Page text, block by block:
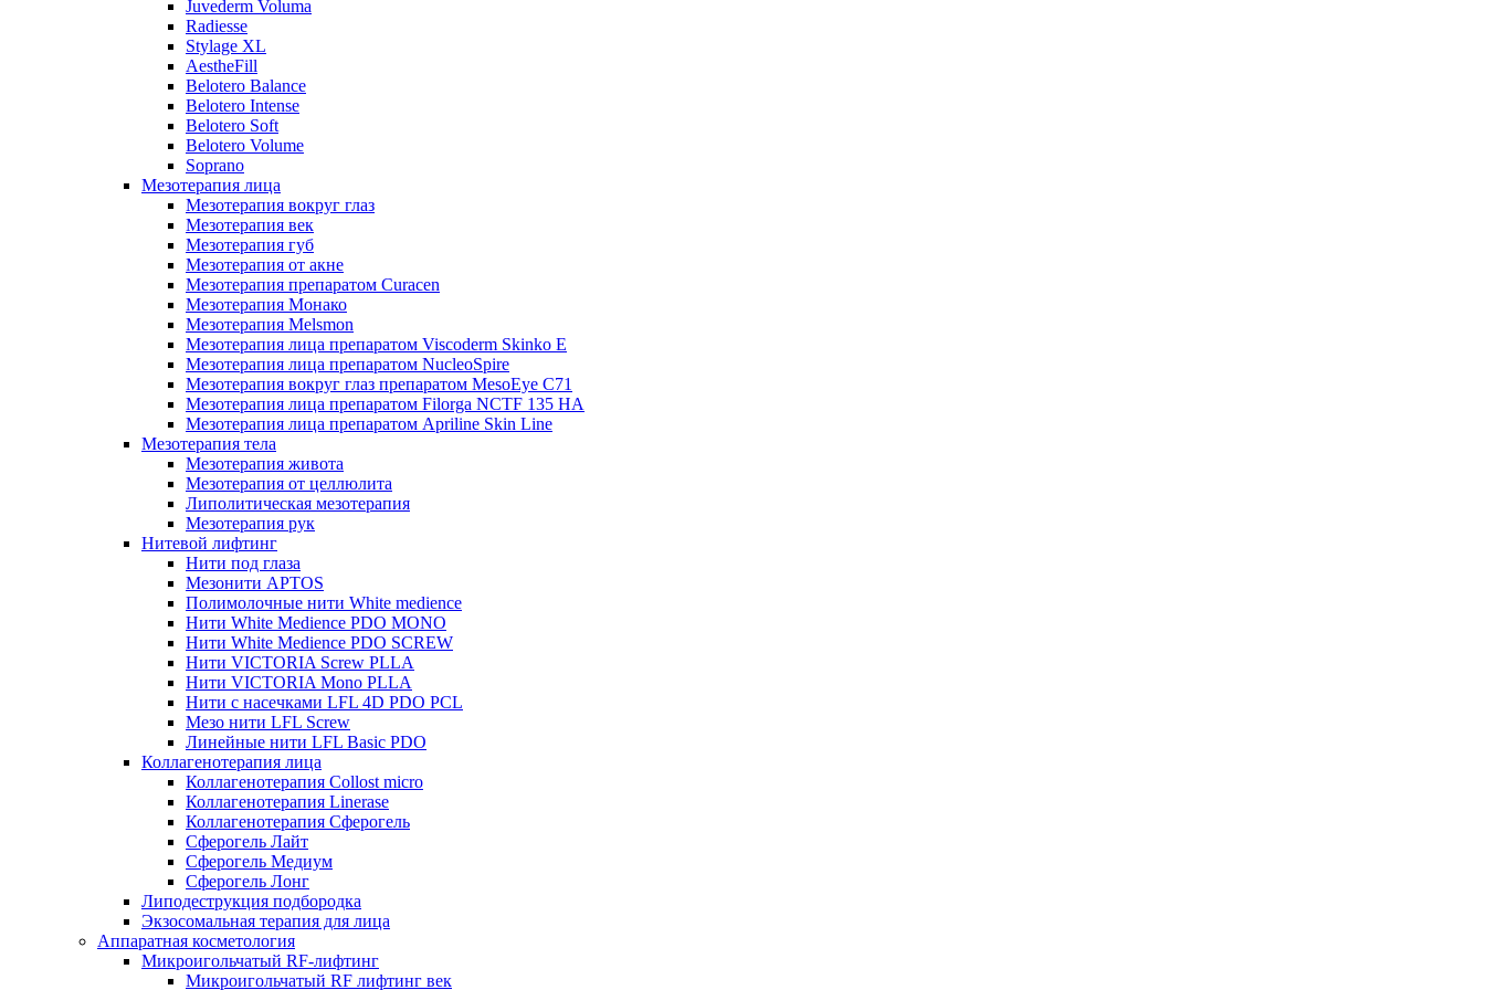
Juvederm Voluma
Radiesse
Stylage XL
AestheFill
Belotero Balance
Belotero Intense
Belotero Soft
Belotero Volume
Soprano
Мезотерапия лица
Мезотерапия вокруг глаз
Мезотерапия век
Мезотерапия губ
Мезотерапия от акне
Мезотерапия препаратом Curacen
Мезотерапия Монако
Мезотерапия Melsmon
Мезотерапия лица препаратом Viscoderm Skinko E
Мезотерапия лица препаратом NucleoSpire
Мезотерапия вокруг глаз препаратом MesoEye С71
Мезотерапия лица препаратом Filorga NCTF 135 HA
Мезотерапия лица препаратом Apriline Skin Line
Мезотерапия тела
Мезотерапия живота
Мезотерапия от целлюлита
Липолитическая мезотерапия
Мезотерапия рук
Нитевой лифтинг
Нити под глаза
Мезонити APTOS
Полимолочные нити White medience
Нити White Medience PDO MONO
Нити White Medience PDO SCREW
Нити VICTORIA Screw PLLA
Нити VICTORIA Mono PLLA
Нити с насечками LFL 4D PDO PCL
Мезо нити LFL Screw
Линейные нити LFL Basic PDO
Коллагенотерапия лица
Коллагенотерапия Collost micro
Коллагенотерапия Linerase
Коллагенотерапия Сферогель
Сферогель Лайт
Сферогель Медиум
Сферогель Лонг
Липодеструкция подбородка
Экзосомальная терапия для лица
Аппаратная косметология
Микроигольчатый RF-лифтинг
Микроигольчатый RF лифтинг век